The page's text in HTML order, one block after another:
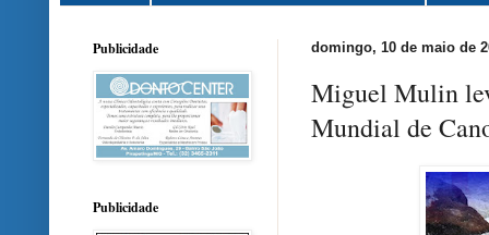
domingo, 10 de maio de
Miguel Mulin
Mundial de
Publicidade
Publicidade